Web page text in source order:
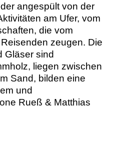
angespült von der
am Ufer, vom
die vom
zeugen. Die
Gläser sind
liegen zwischen
Sand, bilden eine
und
Rueß & Matthias